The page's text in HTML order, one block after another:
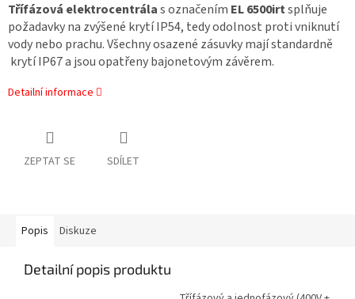
Třífázová elektrocentrálas označením EL 6500irtsplňuje
požadavky na zvýšené krytí IP54, tedy odolnost proti vniknutí
vody nebo prachu. Všechny osazené zásuvky mají standardně
krytí IP67 a jsou opatřeny bajonetovým závěrem.
Detailní informace
ZEPTAT SE SDÍLET
Popis Diskuze
Detailní popis produktu